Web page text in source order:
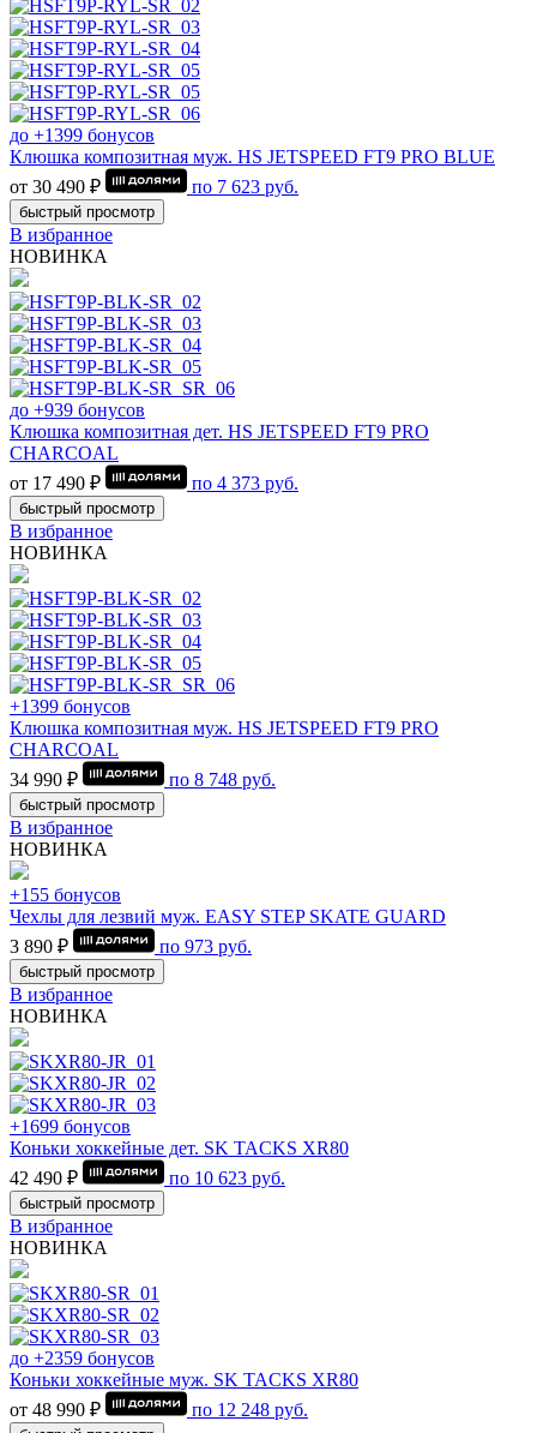
до +1399 бонусов
Клюшка композитная муж. HS JETSPEED FT9 PRO BLUE
от 30 490 ₽
по 7 623 руб.
быстрый просмотр
В избранное
НОВИНКА
до +939 бонусов
Клюшка композитная дет. HS JETSPEED FT9 PRO
CHARCOAL
от 17 490 ₽
по 4 373 руб.
быстрый просмотр
В избранное
НОВИНКА
+1399 бонусов
Клюшка композитная муж. HS JETSPEED FT9 PRO
CHARCOAL
34 990 ₽
по 8 748 руб.
быстрый просмотр
В избранное
НОВИНКА
+155 бонусов
Чехлы для лезвий муж. EASY STEP SKATE GUARD
3 890 ₽
по 973 руб.
быстрый просмотр
В избранное
НОВИНКА
+1699 бонусов
Коньки хоккейные дет. SK TACKS XR80
42 490 ₽
по 10 623 руб.
быстрый просмотр
В избранное
НОВИНКА
до +2359 бонусов
Коньки хоккейные муж. SK TACKS XR80
от 48 990 ₽
по 12 248 руб.